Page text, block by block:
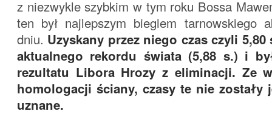
z niezwykle szybkim w tym roku Bossa
ten był najlepszym biegiem tarnowskiego
dniu. Uzyskany przez niego czas czyli
aktualnego rekordu świata (5,88 s.) i
rezultatu Libora Hrozy z eliminacji. Ze
homologacji ściany, czasy te nie zostały
uznane.